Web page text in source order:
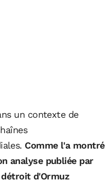
un contexte de
Comme l'a montré
analyse publiée par
d'Ormuz